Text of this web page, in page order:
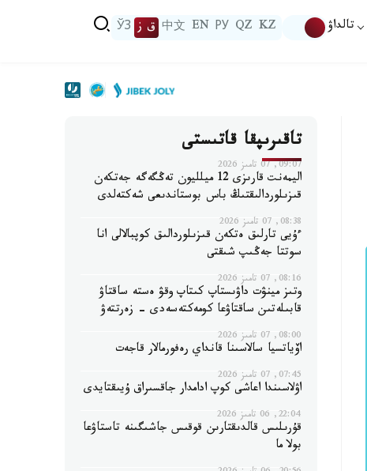
تالداۋ KZ
QZ
РУ
EN
中文 ق ز ЎЗ
تاقىرىپقا قاتىستى
09:07, 07 تامىز 2026
اليمەنت قارىزى 12 ميلليون تەڭگەگە جەتكەن
قىزىلوردالىقتىڭ باس بوستاندىعى شەكتەلدى
08:38, 07 تامىز 2026
ءۇيى تارلىق ەتكەن قىزىلوردالىق كوپبالالى انا
سوتتا جەڭىپ شىقتى
08:16, 07 تامىز 2026
وتىز مينۋت داۋىستاپ كىتاپ وقۋ ەستە ساقتاۋ
قابىلەتىن ساقتاۋعا كومەكتەسەدى - زەرتتەۋ
08:00, 07 تامىز 2026
اۆياتسيا سالاسىنا قانداي رەفورمالار قاجەت
07:45, 07 تامىز 2026
اۋلاسىندا اعاشى كوپ ادامدار جاقسىراق ۇيىقتايدى
22:04, 06 تامىز 2026
قۇرىلىس قالدىقتارىن قوقىس جاشىگىنە تاستاۋعا
بولا ما